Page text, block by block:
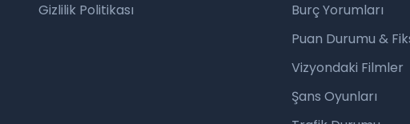
Gizlilik Politikası
Burç Yorumları
Puan Durumu &
Vizyondaki Filmler
Şans Oyunları